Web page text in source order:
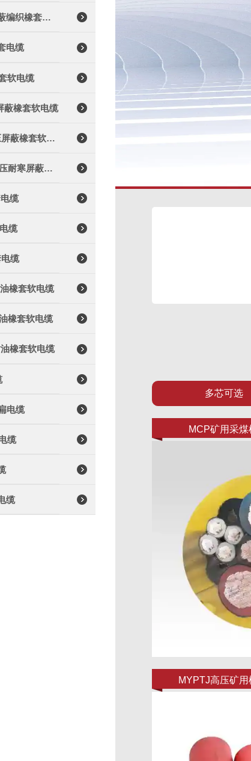
矿用金属屏蔽编织橡套电缆
电缆
软电缆
蔽橡套软电缆
UGEFP高压屏蔽橡套软电缆
UGEFHP高压耐寒屏蔽橡套软电缆
缆
缆
缆
橡套软电缆
橡套软电缆
橡套软电缆
电缆
缆
缆
多芯可选
MCP矿用采煤
MYPTJ高压矿